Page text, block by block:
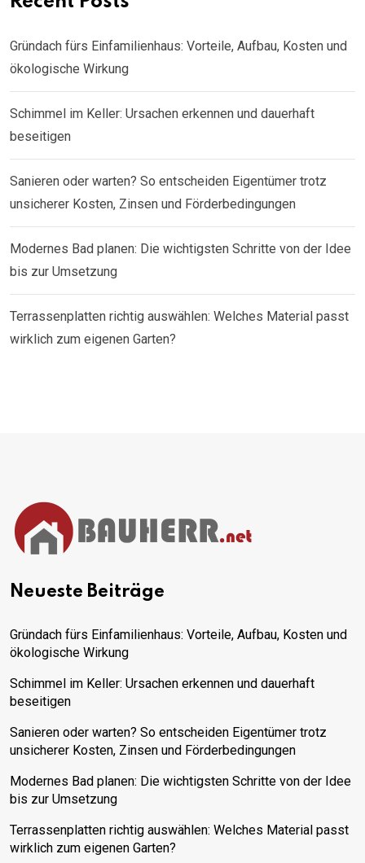
Gründach fürs Einfamilienhaus: Vorteile, Aufbau, Kosten und
ökologische Wirkung
Schimmel im Keller: Ursachen erkennen und dauerhaft
beseitigen
Sanieren oder warten? So entscheiden Eigentümer trotz
unsicherer Kosten, Zinsen und Förderbedingungen
Modernes Bad planen: Die wichtigsten Schritte von der Idee
bis zur Umsetzung
Terrassenplatten richtig auswählen: Welches Material passt
wirklich zum eigenen Garten?
Neueste Beiträge
Gründach fürs Einfamilienhaus: Vorteile, Aufbau, Kosten und
ökologische Wirkung
Schimmel im Keller: Ursachen erkennen und dauerhaft
beseitigen
Sanieren oder warten? So entscheiden Eigentümer trotz
unsicherer Kosten, Zinsen und Förderbedingungen
Modernes Bad planen: Die wichtigsten Schritte von der Idee
bis zur Umsetzung
Terrassenplatten richtig auswählen: Welches Material passt
wirklich zum eigenen Garten?